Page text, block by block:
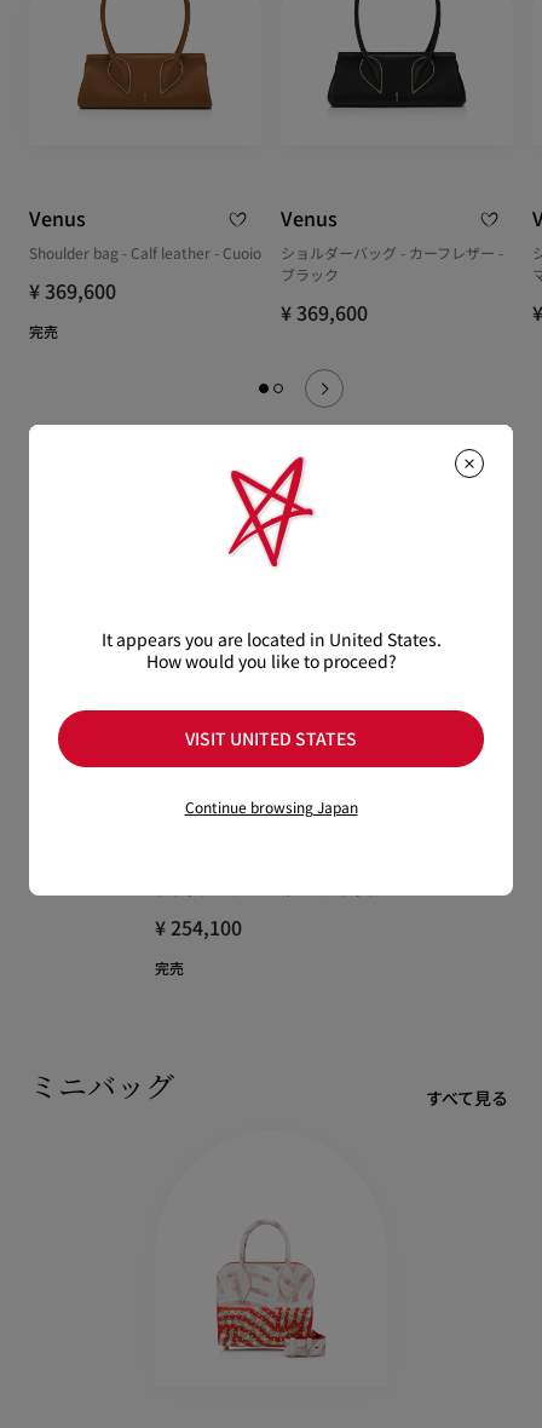
Venus
Shoulder bag - Calf leather - Cuoio
¥ 369,600
完売
Venus
ショルダーバッグ - カーフレザー -
ブラック
¥ 369,600
クラッチバッグ
¥ 254,100
完売
ミニバッグ すべて見る
It appears you are located in United States.
How would you like to proceed?
VISIT UNITED STATES
Continue browsing Japan